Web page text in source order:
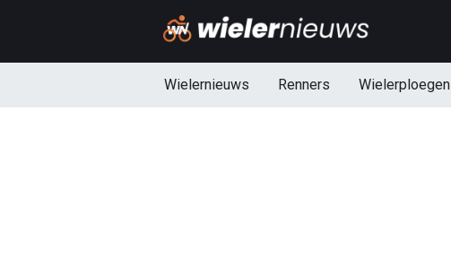
Wielernieuws Renners Wielerploegen